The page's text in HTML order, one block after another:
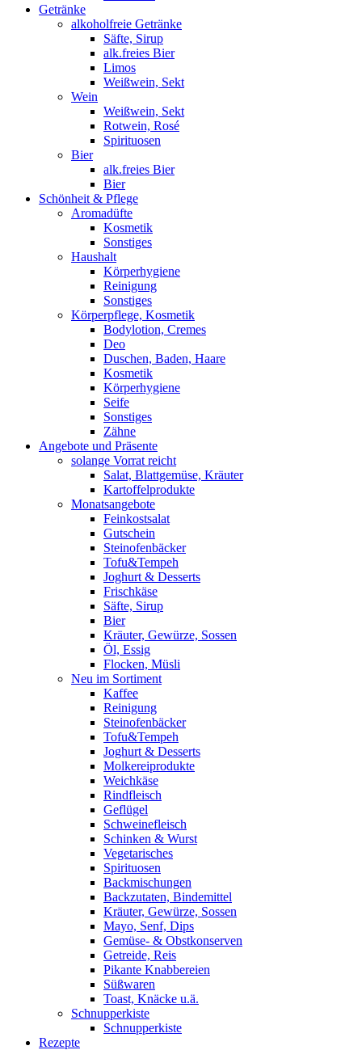
Getränke
alkoholfreie Getränke
Säfte, Sirup
alk.freies Bier
Limos
Weißwein, Sekt
Wein
Weißwein, Sekt
Rotwein, Rosé
Spirituosen
Bier
alk.freies Bier
Bier
Schönheit & Pflege
Aromadüfte
Kosmetik
Sonstiges
Haushalt
Körperhygiene
Reinigung
Sonstiges
Körperpflege, Kosmetik
Bodylotion, Cremes
Deo
Duschen, Baden, Haare
Kosmetik
Körperhygiene
Seife
Sonstiges
Zähne
Angebote und Präsente
solange Vorrat reicht
Salat, Blattgemüse, Kräuter
Kartoffelprodukte
Monatsangebote
Feinkostsalat
Gutschein
Steinofenbäcker
Tofu&Tempeh
Joghurt & Desserts
Frischkäse
Säfte, Sirup
Bier
Kräuter, Gewürze, Sossen
Öl, Essig
Flocken, Müsli
Neu im Sortiment
Kaffee
Reinigung
Steinofenbäcker
Tofu&Tempeh
Joghurt & Desserts
Molkereiprodukte
Weichkäse
Rindfleisch
Geflügel
Schweinefleisch
Schinken & Wurst
Vegetarisches
Spirituosen
Backmischungen
Backzutaten, Bindemittel
Kräuter, Gewürze, Sossen
Mayo, Senf, Dips
Gemüse- & Obstkonserven
Getreide, Reis
Pikante Knabbereien
Süßwaren
Toast, Knäcke u.ä.
Schnupperkiste
Schnupperkiste
Rezepte